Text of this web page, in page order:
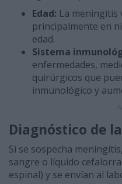
Edad: La meningitis
principalmente en
edad.
Sistema
enfermedades,
quirúrgicos que
inmunológico y
Diagnóstico de
Si se sospecha
sangre o líquido
espinal) y se envían al